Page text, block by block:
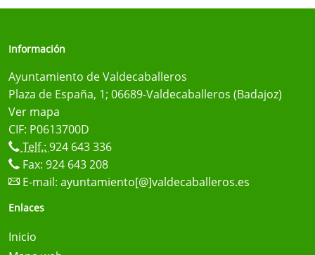
Información
Ayuntamiento de Valdecaballeros
Plaza de España, 1; 06689-Valdecaballeros (Badajoz)
Ver mapa
CIF: P0613700D
Telf.: 924 643 336
Fax: 924 643 208
E-mail: ayuntamiento[@]valdecaballeros.es
Enlaces
Inicio